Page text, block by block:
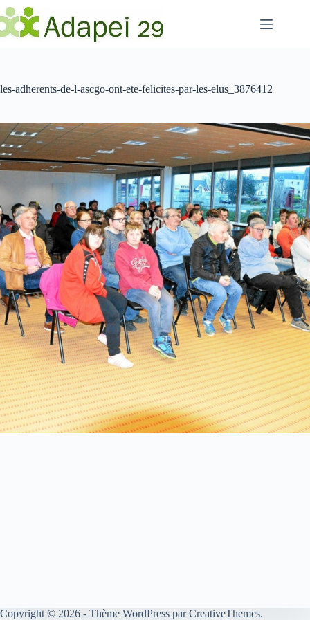
Passer
au
contenu
les-adherents-de-l-ascgo-ont-ete-felicites-par-les-elus_3876412
Copyright © 2026 - Thème WordPress parCreativeThemes.